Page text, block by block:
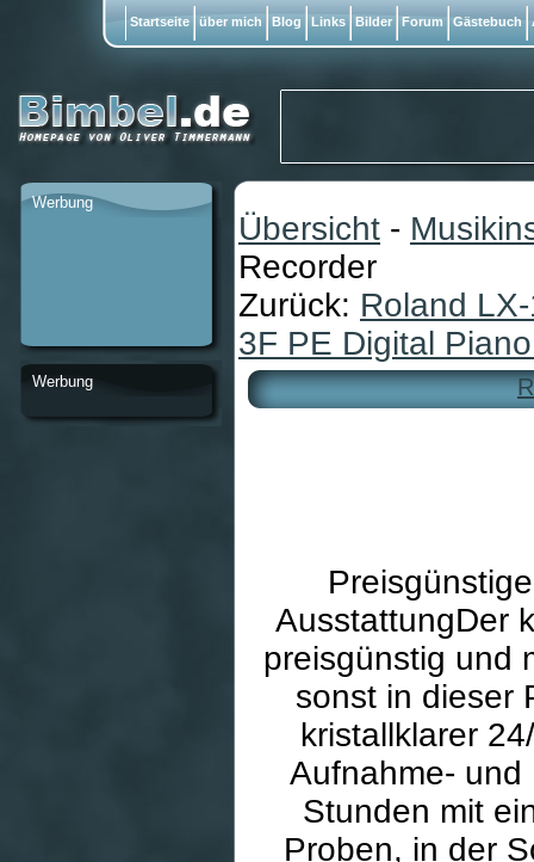
Übersicht -
Recorder
Zurück: Roland
3F PE Digital
AusstattungDer
preisgünstig und
sonst in dieser
kristallklarer
Aufnahme-
Stunden mit
Proben, in der
Werbung
Werbung
Startseite über mich Blog Links Bilder Forum Gästebuch